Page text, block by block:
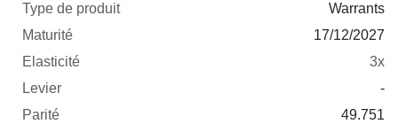
Warrants
17/12/2027
3x
-
49.751